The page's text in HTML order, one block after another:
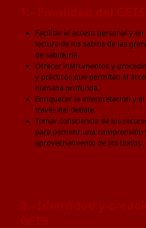
Facilitar el acceso personal y
lectura de los sabios de las
de sabiduría.
Ofrecer instrumentos y
y prácticos que permitan el
humana profunda.
Enriquecer la interpretación y
través del debate.
Tomar consciencia de los
para permitir una comprensión
aprovechamiento de los textos.